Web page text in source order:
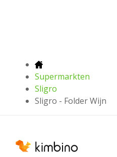
Supermarkten
Sligro
Sligro - Folder Wijn